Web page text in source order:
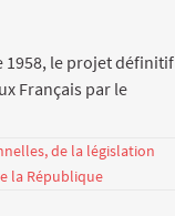
1958, le projet définitif
Français par le
de la législation
la République